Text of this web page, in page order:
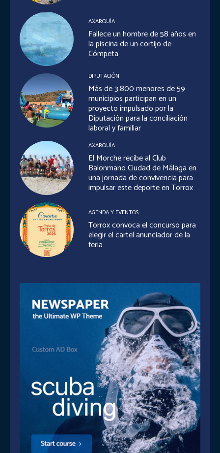
AXARQUÍA
Fallece un hombre de 58 años en
la piscina de un cortijo de
Cómpeta
DIPUTACIÓN
Más de 3.800 menores de 59
municipios participan en un
proyecto impulsado por la
Diputación para la conciliación
laboral y familiar
AXARQUÍA
El Morche recibe al Club
Balonmano Ciudad de Málaga en
una jornada de convivencia para
impulsar este deporte en Torrox
AGENDA Y EVENTOS
Torrox convoca el concurso para
elegir el cartel anunciador de la
feria